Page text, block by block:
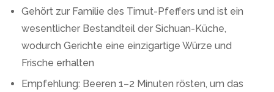
Gehört zur Familie des Timut-Pfeffers und ist ein
wesentlicher Bestandteil der Sichuan-Küche,
wodurch Gerichte eine einzigartige Würze und
Frische erhalten
Empfehlung: Beeren 1–2 Minuten rösten, um das